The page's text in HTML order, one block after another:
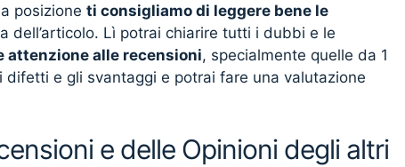
posizione ti consigliamo di leggere bene le
dell’articolo. Lì potrai chiarire tutti i dubbi e le
attenzione alle recensioni, specialmente quelle da 1
e gli svantaggi e potrai fare una valutazione
e delle Opinioni degli altri